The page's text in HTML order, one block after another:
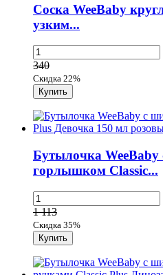
Соска WeeBaby
узким...
340
Скидка 22%
Бутылочка
горлышком Classic...
1 113
Скидка 35%